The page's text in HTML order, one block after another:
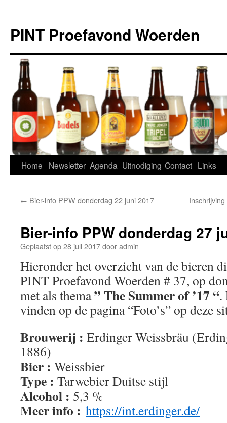
de
inhoud
PINT Proefavond Woerden
Home Newsletter Agenda Uitnodiging Contact Links
← Bier-info PPW donderdag 22 juni 2017
Bier-info PPW donderdag 27
Geplaatst op28 juli 2017dooradmin
Hieronder het overzicht van de bieren
PINT Proefavond Woerden # 37, op
met als thema” The Summer of ’17 “.
vinden op de pagina “Foto’s” op deze
Brouwerij : Erdinger Weissbräu
1886)
Bier : Weissbier
Type : Tarwebier Duitse stijl
Alcohol : 5,3 %
Meer info : https://int.erdinger.de/